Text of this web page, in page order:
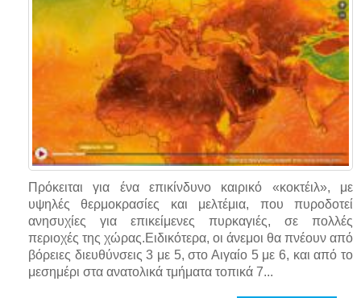
Πρόκειται για ένα επικίνδυνο καιρικό «κοκτέιλ», με
υψηλές θερμοκρασίες και μελτέμια, που πυροδοτεί
ανησυχίες για επικείμενες πυρκαγιές, σε πολλές
περιοχές της χώρας.Ειδικότερα, οι άνεμοι θα πνέουν από
βόρειες διευθύνσεις 3 με 5, στο Αιγαίο 5 με 6, και από το
μεσημέρι στα ανατολικά τμήματα τοπικά 7...